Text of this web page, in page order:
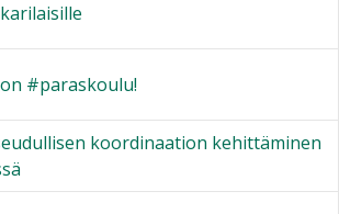
#paraskoulu!
koordinaation kehittäminen